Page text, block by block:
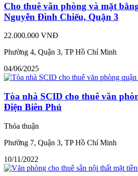
Cho thuê văn phòng và mặt
Nguyễn Đình Chiểu, Quận 3
22.000.000 VNĐ
Phường 4, Quận 3, TP Hồ Chí Minh
04/06/2025
Tòa nhà SCID cho thuê văn
Điện Biên Phủ
Thỏa thuận
Phường 7, Quận 3, TP Hồ Chí Minh
10/11/2022